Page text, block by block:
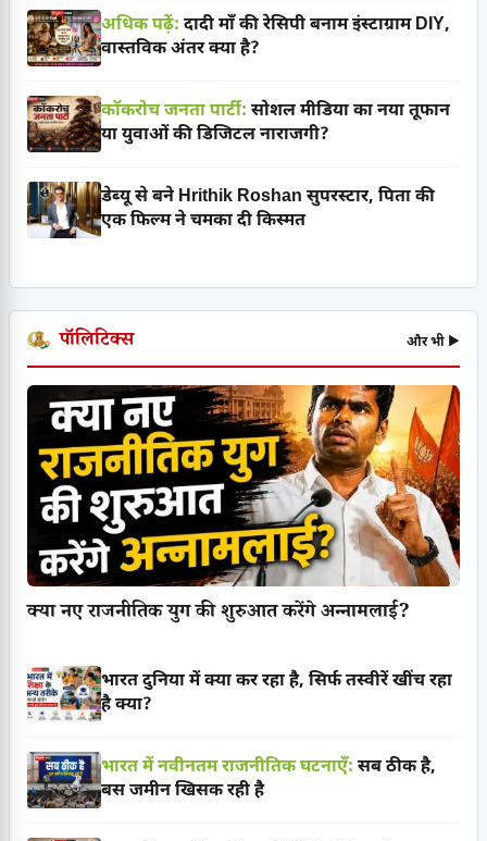
अधिक पढ़ें: दादी माँ की रेसिपी बनाम इंस्टाग्राम DIY,
वास्तविक अंतर क्या है?
कॉकरोच जनता पार्टी: सोशल मीडिया का नया तूफान
या युवाओं की डिजिटल नाराजगी?
डेब्यू से बने Hrithik Roshan सुपरस्टार, पिता की
एक फिल्म ने चमका दी किस्मत
पॉलिटिक्स और भी ▶
क्या नए राजनीतिक युग की शुरुआत करेंगे अन्नामलाई?
भारत दुनिया में क्या कर रहा है, सिर्फ तस्वीरें खींच रहा
है क्या?
भारत में नवीनतम राजनीतिक घटनाएँ: सब ठीक है,
बस जमीन खिसक रही है